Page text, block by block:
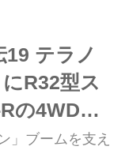
19 テラノ
R32型ス
の4WDシ
」ブームを支え